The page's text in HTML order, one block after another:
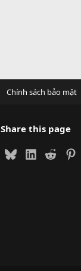
Chính sách bảo mật
Share this page
BlueskyLinkedIn
Reddit